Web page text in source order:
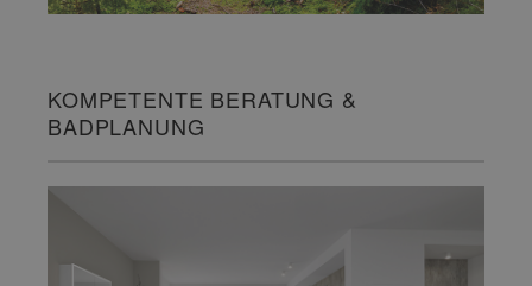
KOMPETENTE BERATUNG &
BADPLANUNG